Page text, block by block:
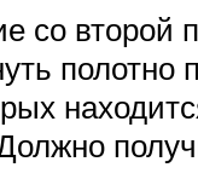
со